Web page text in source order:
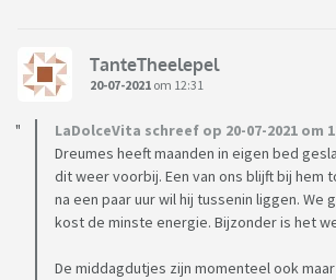
TanteTheelepel
20-07-2021 om 12:31
LaDolceVita schreef op 20-07-2021 om
Dreumes heeft maanden in eigen bed
dit weer voorbij. Een van ons blijft bij hem
na een paar uur wil hij tussenin liggen. We
kost de minste energie. Bijzonder is het
De middagdutjes zijn momenteel ook